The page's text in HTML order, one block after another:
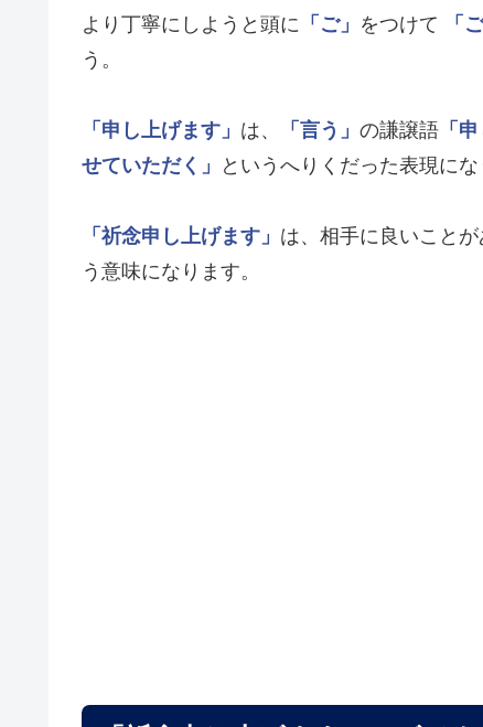
より丁寧にしようと頭に 「ご」 をつけて 「
う。
「申し上げます」 は、 「言う」 の謙譲語 「
せていただく」
というへりくだった表現にな
「祈念申し上げます」 は、相手に良いこと
う意味になります。